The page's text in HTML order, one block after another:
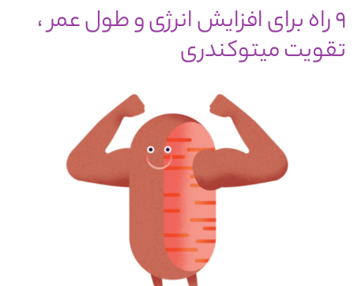
9 راه برای افزایش انرژی و طول عمر ،
تقویت میتوکندری